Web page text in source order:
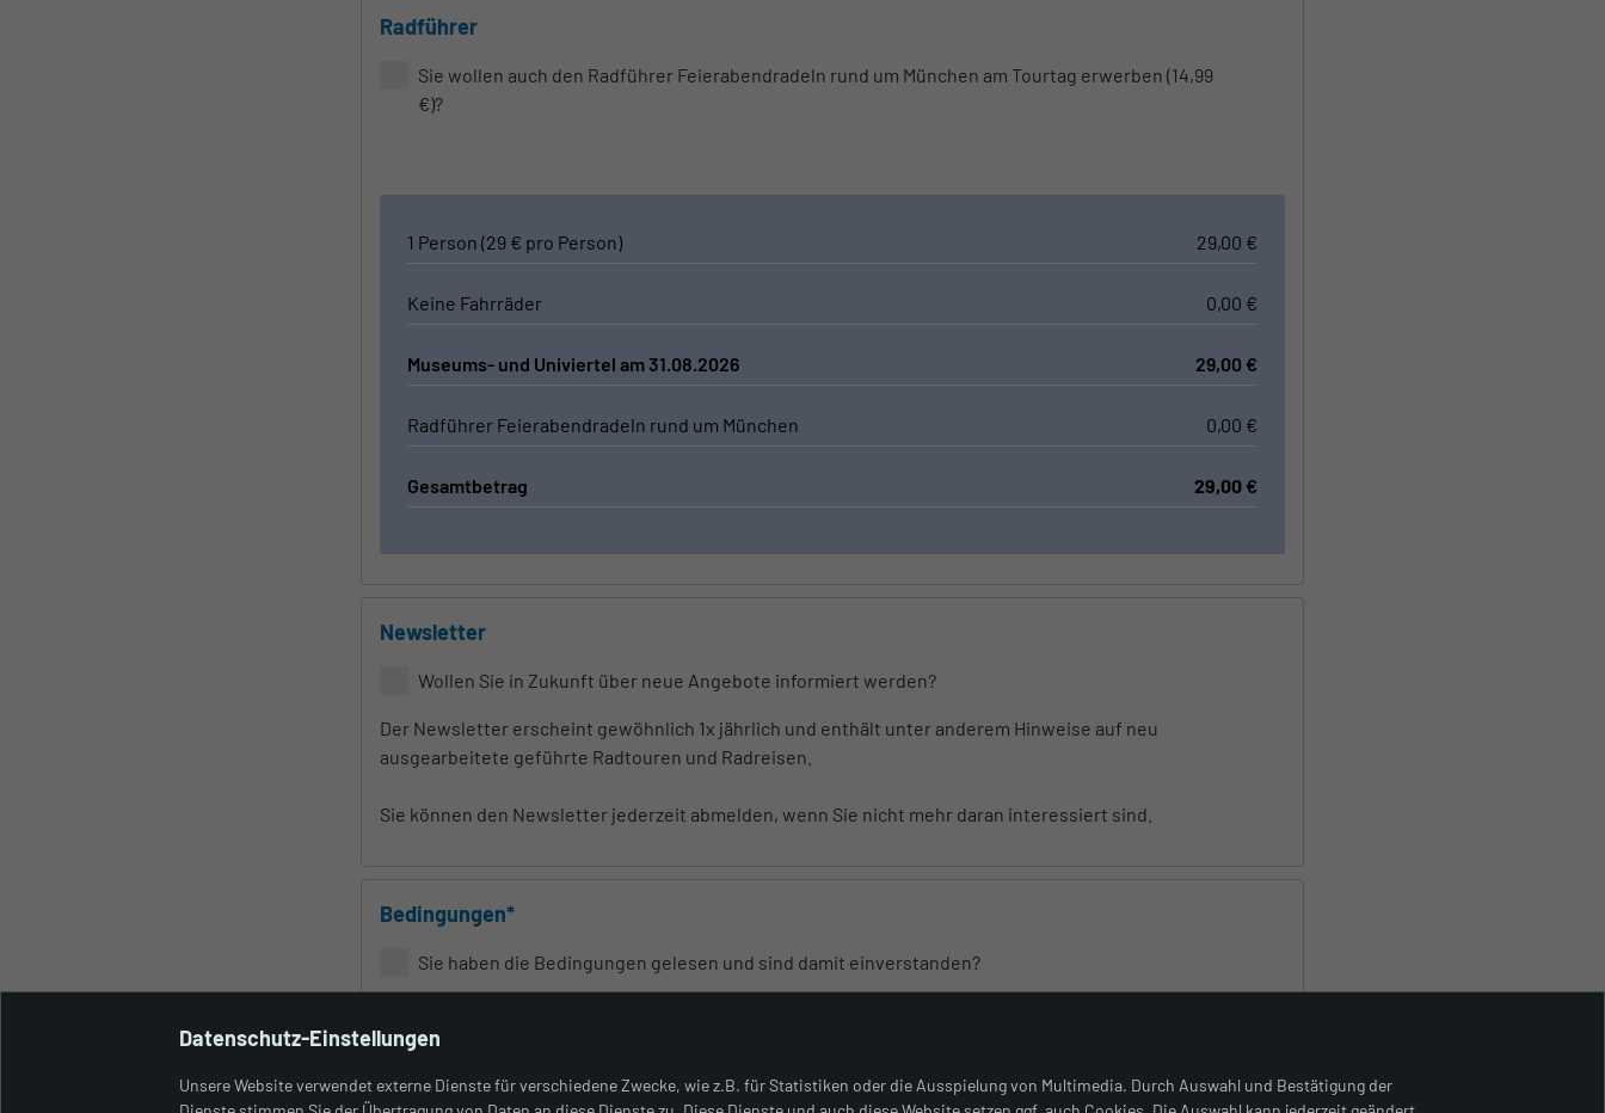
Radführer
Sie wollen auch den Radführer Feierabendradeln rund um München am Tourtag erwerben (14,99
€)?
1 Person (29 € pro Person) 29,00 €
Keine Fahrräder 0,00 €
Museums- und Univiertel am 31.08.2026 29,00 €
Radführer Feierabendradeln rund um München 0,00 €
Gesamtbetrag 29,00 €
Newsletter
Wollen Sie in Zukunft über neue Angebote informiert werden?
Der Newsletter erscheint gewöhnlich 1x jährlich und enthält unter anderem Hinweise auf neu
ausgearbeitete geführte Radtouren und Radreisen.
Sie können den Newsletter jederzeit abmelden, wenn Sie nicht mehr daran interessiert sind.
Bedingungen*
Sie haben die Bedingungen gelesen und sind damit einverstanden?
WEITER ZU ADRESSE
Datenschutz-Einstellungen
Unsere Website verwendet externe Dienste für verschiedene Zwecke, wie z.B. für Statistiken oder die Ausspielung von Multimedia. Durch Auswahl und Bestätigung der